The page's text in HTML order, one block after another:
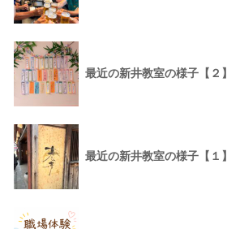
最近の新井教室の様子【２】
最近の新井教室の様子【１】